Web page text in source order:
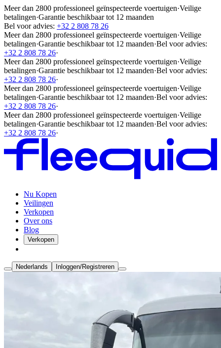
Meer dan 2800 professioneel geïnspecteerde voertuigen·Veilige
betalingen·Garantie beschikbaar tot 12 maanden
Bel voor advies: +32 2 808 78 26
Meer dan 2800 professioneel geïnspecteerde voertuigen·Veilige
betalingen·Garantie beschikbaar tot 12 maanden·Bel voor advies:
+32 2 808 78 26·
Meer dan 2800 professioneel geïnspecteerde voertuigen·Veilige
betalingen·Garantie beschikbaar tot 12 maanden·Bel voor advies:
+32 2 808 78 26·
Meer dan 2800 professioneel geïnspecteerde voertuigen·Veilige
betalingen·Garantie beschikbaar tot 12 maanden·Bel voor advies:
+32 2 808 78 26·
Meer dan 2800 professioneel geïnspecteerde voertuigen·Veilige
betalingen·Garantie beschikbaar tot 12 maanden·Bel voor advies:
+32 2 808 78 26·
Nu Kopen
Veilingen
Verkopen
Over ons
Blog
Verkopen
Nederlands Inloggen/Registreren